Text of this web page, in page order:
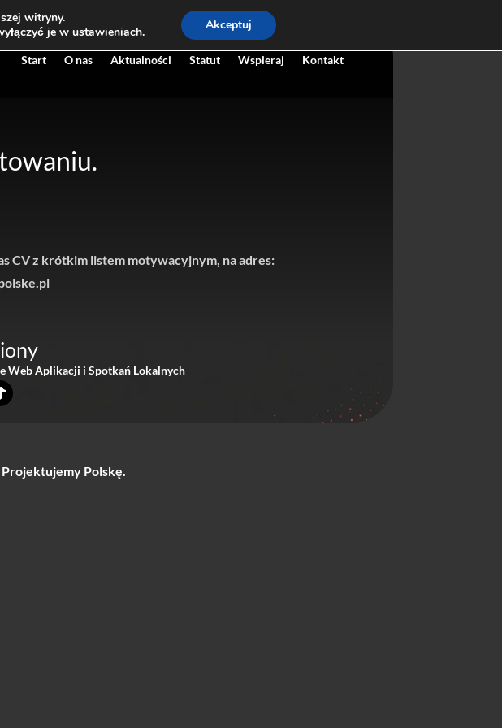
Start O nas Aktualności Statut Wspieraj Kontakt
CV z krótkim listem motywacyjnym, na adres:
Web Aplikacji i Spotkań Lokalnych
Projektujemy Polskę.
witryny.
je wustawieniach. Akceptuj